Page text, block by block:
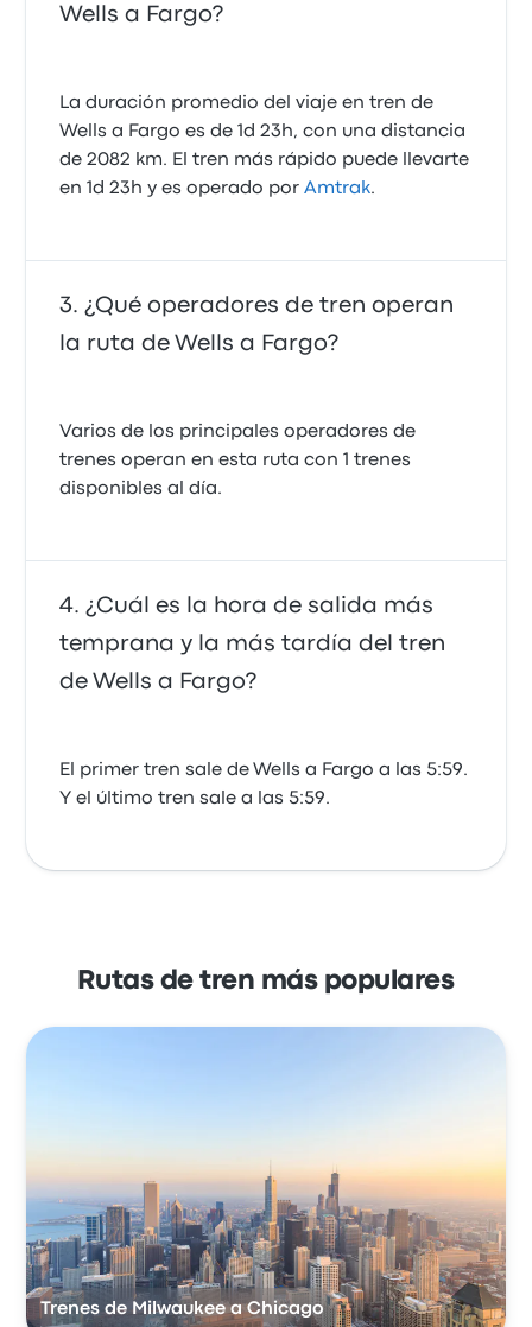
Wells a Fargo?
La duración promedio del viaje en tren de
Wells a Fargo es de 1d 23h, con una distancia
de 2082 km. El tren más rápido puede llevarte
en 1d 23h y es operado porAmtrak.
¿Qué operadores de tren operan
la ruta de Wells a Fargo?
Varios de los principales operadores de
trenes operan en esta ruta con 1 trenes
disponibles al día.
¿Cuál es la hora de salida más
temprana y la más tardía del tren
de Wells a Fargo?
El primer tren sale de Wells a Fargo a las 5:59.
Y el último tren sale a las 5:59.
Rutas de tren más populares
Trenes de Milwaukee a Chicago